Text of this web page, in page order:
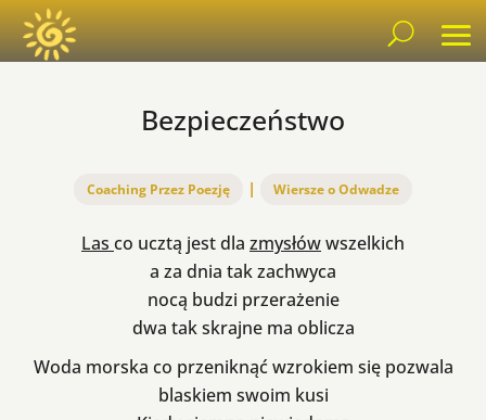
Bezpieczeństwo
Coaching Przez Poezję | Wiersze o Odwadze
Las co ucztą jest dla zmysłówwszelkich
a za dnia tak zachwyca
nocą budzi przerażenie
dwa tak skrajne ma oblicza
Woda morska co przeniknąć wzrokiem się pozwala
blaskiem swoim kusi